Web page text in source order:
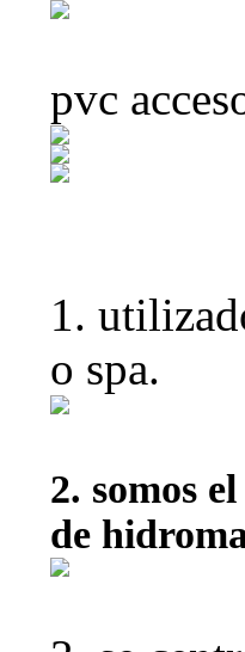
pvc
1.
o spa.
2. somos
de